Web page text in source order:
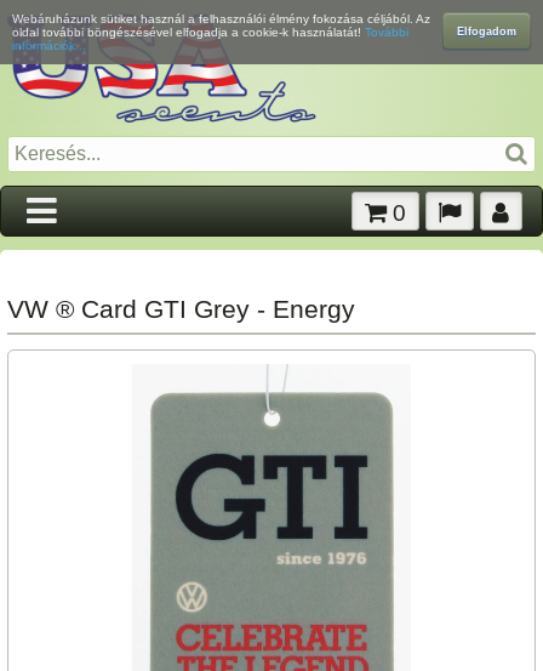
Elfogadom
Webáruházunk sütiket használ a felhasználói élmény fokozása céljából. Az
oldal további böngészésével elfogadja a cookie-k használatát! További
információk...
0
VW ® Card GTI Grey - Energy